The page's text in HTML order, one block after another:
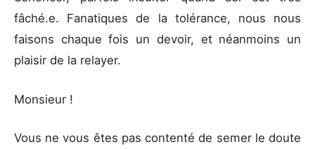
fâché.e. Fanatiques de la tolérance, nous nous
faisons chaque fois un devoir, et néanmoins un
plaisir de la relayer.
Monsieur !
Vous ne vous êtes pas contenté de semer le doute